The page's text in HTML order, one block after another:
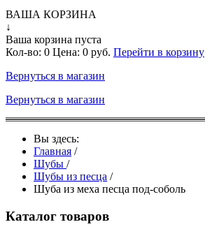
ВАША КОРЗИНА
↓
Ваша корзина пуста
Кол-во: 0 Цена: 0 руб. Перейти в корзину
Вернуться в магазин
Вернуться в магазин
Вы здесь:
Главная /
Шубы /
Шубы из песца /
Шуба из меха песца под-соболь
Каталог товаров